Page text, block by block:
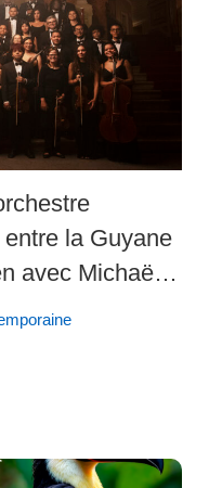
la Guyane
avec Michaëlle